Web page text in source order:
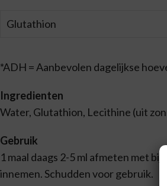
Glutathion
*ADH = Aanbevolen dagelijkse
Ingredienten
Water, Glutathion, Lecithine (uit
Gebruik
1 maal daags 2-5 ml afmeten met
innemen. Schudden voor gebruik.